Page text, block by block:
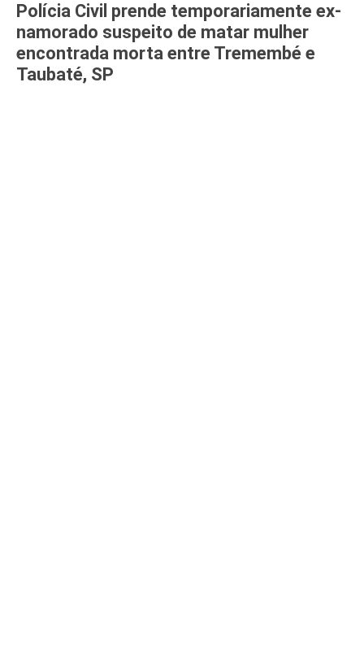
Polícia Civil prende temporariamente ex-
namorado suspeito de matar mulher
encontrada morta entre Tremembé e
Taubaté, SP